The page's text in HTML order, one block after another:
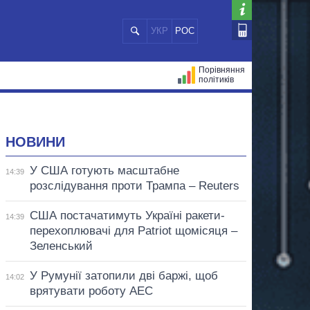
УКР РОС
Порівняння
політиків
НОВИНИ
14:39
У США готують масштабне
розслідування проти Трампа – Reuters
14:39
США постачатимуть Україні ракети-
перехоплювачі для Patriot щомісяця –
Зеленський
14:02
У Румунії затопили дві баржі, щоб
врятувати роботу АЕС